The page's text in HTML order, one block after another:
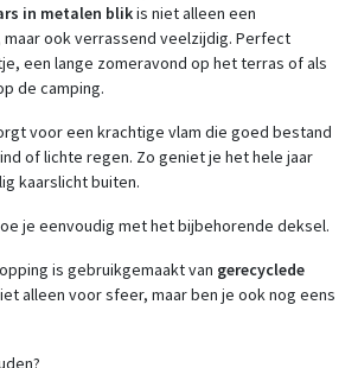
in metalen blikis niet alleen een
ook verrassend veelzijdig. Perfect
een lange zomeravond op het terras of als
de camping.
voor een krachtige vlam die goed bestand
of lichte regen. Zo geniet je het hele jaar
kaarslicht buiten.
je eenvoudig met het bijbehorende deksel.
is gebruikgemaakt van gerecyclede
alleen voor sfeer, maar ben je ook nog eens